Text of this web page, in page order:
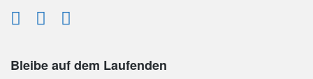
Bleibe auf dem Laufenden